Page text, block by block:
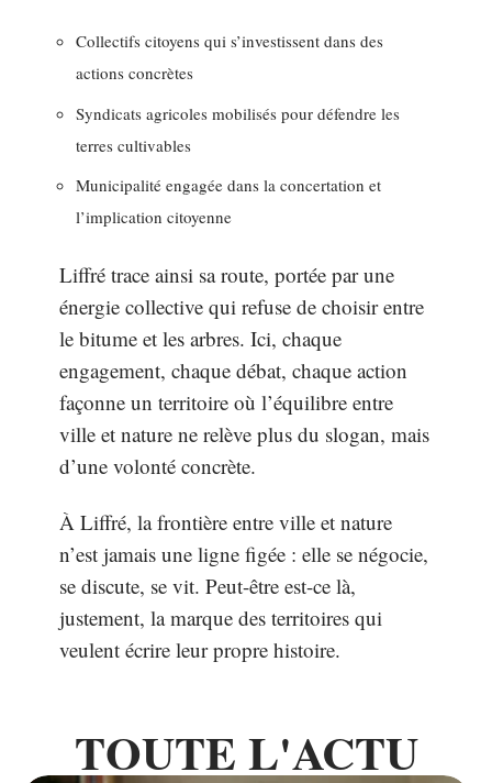
Collectifs citoyens qui s’investissent dans des
actions concrètes
Syndicats agricoles mobilisés pour défendre les
terres cultivables
Municipalité engagée dans la concertation et
l’implication citoyenne
Liffré trace ainsi sa route, portée par une
énergie collective qui refuse de choisir entre
le bitume et les arbres. Ici, chaque
engagement, chaque débat, chaque action
façonne un territoire où l’équilibre entre
ville et nature ne relève plus du slogan, mais
d’une volonté concrète.
À Liffré, la frontière entre ville et nature
n’est jamais une ligne figée : elle se négocie,
se discute, se vit. Peut-être est-ce là,
justement, la marque des territoires qui
veulent écrire leur propre histoire.
TOUTE L'ACTU